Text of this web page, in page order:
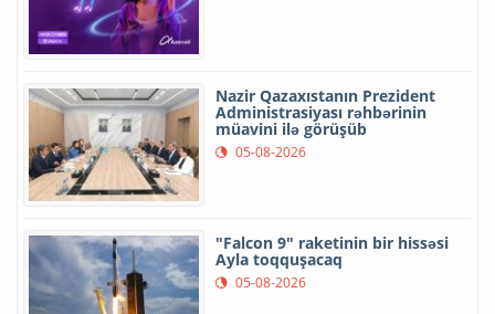
Nazir Qazaxıstanın Prezident
Administrasiyası rəhbərinin
müavini ilə görüşüb
05-08-2026
"Falcon 9" raketinin bir hissəsi
Ayla toqquşacaq
05-08-2026